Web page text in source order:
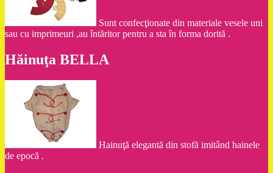
Sunt confecţionate din materiale vesele uni
sau cu imprimeuri ,au întăritor pentru a sta în forma dorită .
Hăinuţa BELLA
Hainuţă elegantă din stofă imitând hainele
de epocă .